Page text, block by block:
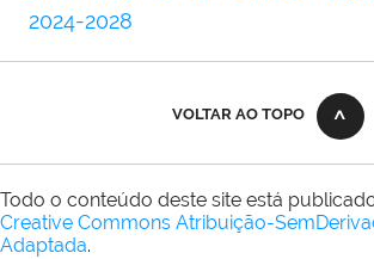
2024-2028
VOLTAR AO TOPO
Todo o conteúdo deste site está
Creative Commons Atribuição-
Adaptada.